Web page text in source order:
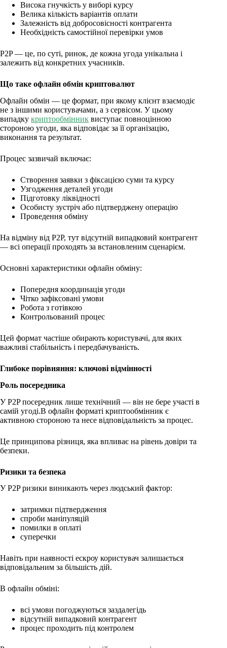
Висока гнучкість у виборі курсу
Велика кількість варіантів оплати
Залежність від добросовісності контрагента
Необхідність самостійної перевірки умов
P2P — це, по суті, ринок, де кожна угода унікальна і
залежить від конкретних учасників.
Що таке офлайн обмін криптовалют
Офлайн обмін — це формат, при якому клієнт взаємодіє
не з іншими користувачами, а з сервісом. У цьому
випадку криптообмінник виступає повноцінною
стороною угоди, яка відповідає за її організацію,
виконання та результат.
Процес зазвичай включає:
Створення заявки з фіксацією суми та курсу
Узгодження деталей угоди
Підготовку ліквідності
Особисту зустріч або підтверджену операцію
Проведення обміну
На відміну від P2P, тут відсутній випадковий контрагент
— всі операції проходять за встановленим сценарієм.
Основні характеристики офлайн обміну:
Попередня координація угоди
Чітко зафіксовані умови
Робота з готівкою
Контрольований процес
Цей формат частіше обирають користувачі, для яких
важливі стабільність і передбачуваність.
Глибоке порівняння: ключові відмінності
Роль посередника
У P2P посередник лише технічний — він не бере участі в
самій угоді.В офлайн форматі криптообмінник є
активною стороною та несе відповідальність за процес.
Це принципова різниця, яка впливає на рівень довіри та
безпеки.
Ризики та безпека
У P2P ризики виникають через людський фактор:
затримки підтвердження
спроби маніпуляцій
помилки в оплаті
суперечки
Навіть при наявності ескроу користувач залишається
відповідальним за більшість дій.
В офлайн обміні:
всі умови погоджуються заздалегідь
відсутній випадковий контрагент
процес проходить під контролем